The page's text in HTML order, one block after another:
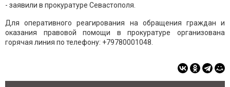
- заявили в прокуратуре Севастополя.
Для оперативного реагирования на обращения граждан и
оказания правовой помощи в прокуратуре организована
горячая линия по телефону: +79780001048.